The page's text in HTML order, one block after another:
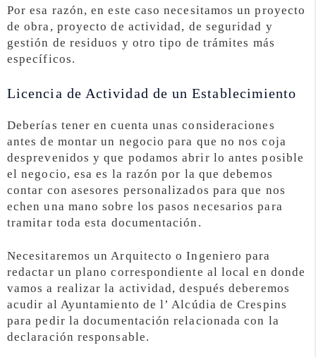
Por esa razón, en este caso necesitamos un proyecto
de obra, proyecto de actividad, de seguridad y
gestión de residuos y otro tipo de trámites más
específicos.
Licencia de Actividad de un Establecimiento
Deberías tener en cuenta unas consideraciones
antes de montar un negocio para que no nos coja
desprevenidos y que podamos abrir lo antes posible
el negocio, esa es la razón por la que debemos
contar con asesores personalizados para que nos
echen una mano sobre los pasos necesarios para
tramitar toda esta documentación.
Necesitaremos un Arquitecto o Ingeniero para
redactar un plano correspondiente al local en donde
vamos a realizar la actividad, después deberemos
acudir al Ayuntamiento de l’ Alcúdia de Crespins
para pedir la documentación relacionada con la
declaración responsable.